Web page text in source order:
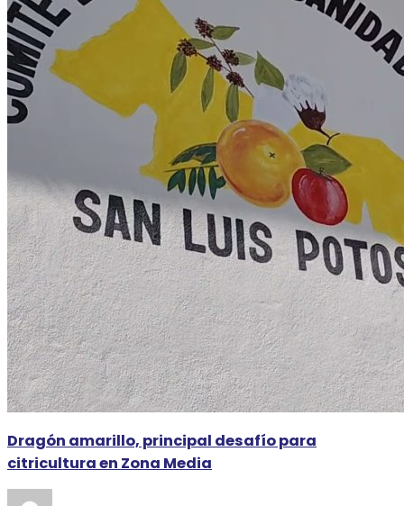
Dragón amarillo, principal desafío para
citricultura en Zona Media